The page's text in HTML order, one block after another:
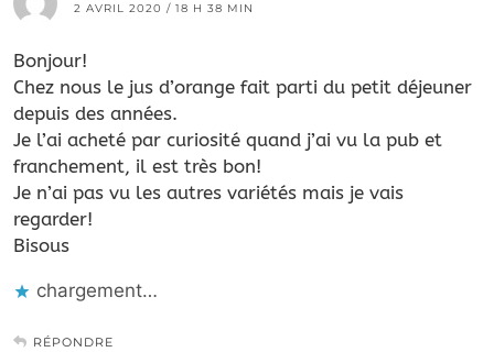
2 AVRIL 2020 / 18 H 38 MIN
Bonjour!
Chez nous le jus d’orange fait parti du petit déjeuner
depuis des années.
Je l’ai acheté par curiosité quand j’ai vu la pub et
franchement, il est très bon!
Je n’ai pas vu les autres variétés mais je vais
regarder!
Bisous
chargement…
RÉPONDRE